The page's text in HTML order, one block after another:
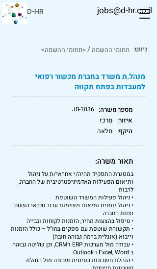
D-HR jobs@d-hr.co.il
ניווט: /<תחומי ההשמה> תחומי ההשמה
מנהל.ת משרד בחברת מכשור רפואי
למעבדות בפתח תקווה
JB-1036 מספר משרה:
איזור: מרכז
היקף: מלאה
תאור משרה:
במסגרת התפקיד תהיה/י אחראי/ת על ניהול
ותיאום הפעילות האדמיניסטרטיבית של החברה,
לרבות:
• ניהול פעילות המשרד השוטפת
• ניהול יומנים ותיאום משימות עבור טכנאי השטח
וצוות החברה
• טיפול בהצעות מחיר, הזמנות לקוחות וגבייה
• תקשורת שוטפת עם ספקים בחו"ל – כולל הזמנות
וייבוא (אנגלית ברמה גבוהה חובה)
• עבודה מול מערכות ERP ו־CRM, וכן שליטה גבוהה
ב־Excel, Word ו־Outlook
• הנהלת חשבונות בסיסית ועבודה מול הנהלת